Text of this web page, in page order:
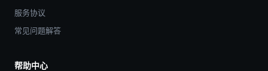
服务协议
常见问题解答
帮助中心